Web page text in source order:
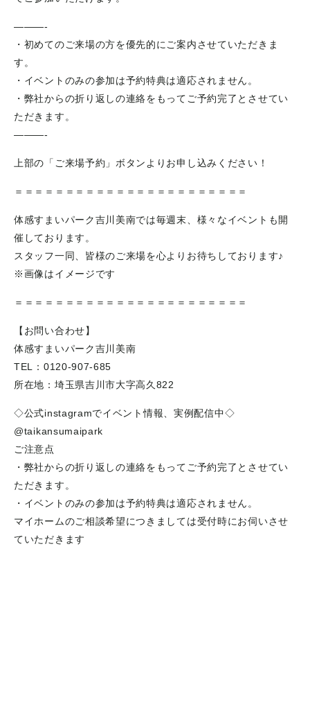
———-
・初めてのご来場の方を優先的にご案内させていただきま
す。
・イベントのみの参加は予約特典は適応されません。
・弊社からの折り返しの連絡をもってご予約完了とさせてい
ただきます。
​———-
上部の「ご来場予約」ボタンよりお申し込みください！
＝＝＝＝＝＝＝＝＝＝＝＝＝＝＝＝＝＝＝＝＝＝＝
体感すまいパーク吉川美南では毎週末、様々なイベントも開
催しております。
スタッフ一同、皆様のご来場を心よりお待ちしております♪
※画像はイメージです
＝＝＝＝＝＝＝＝＝＝＝＝＝＝＝＝＝＝＝＝＝＝＝
【お問い合わせ】
体感すまいパーク吉川美南
TEL：0120-907-685
所在地：埼玉県吉川市大字高久822
◇公式instagramでイベント情報、実例配信中◇
@taikansumaipark
ご注意点
・弊社からの折り返しの連絡をもってご予約完了とさせてい
ただきます。
・イベントのみの参加は予約特典は適応されません。
マイホームのご相談希望につきましては受付時にお伺いさせ
ていただきます